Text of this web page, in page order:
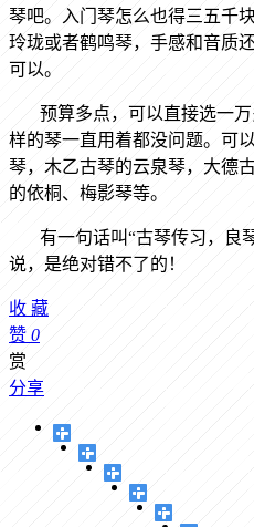
琴吧。入门琴怎么也得三五千
玲珑或者鹤鸣琴，手感和音质
可以。
预算多点，可以直接选一
样的琴一直用着都没问题。可
琴，木乙古琴的云泉琴，大德
的依桐、梅影琴等。
有一句话叫“古琴传习，良
说，是绝对错不了的！
收 藏
赞 0
赏
分享